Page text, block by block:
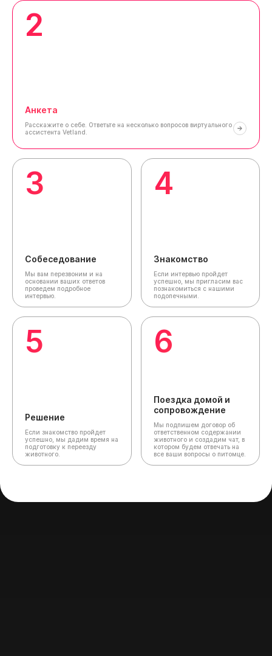
2
Анкета
Расскажите о себе. Ответьте на несколько вопросов виртуального
ассистента Vetland.
3
Собеседование
Мы вам перезвоним и на
основании ваших ответов
проведем подробное
интервью.
4
Знакомство
Если интервью пройдет
успешно, мы пригласим вас
познакомиться с нашими
подопечными.
5
Решение
Если знакомство пройдет
успешно, мы дадим время на
подготовку к переезду
животного.
6
Поездка домой и
сопровождение
Мы подпишем договор об
ответственном содержании
животного и создадим чат, в
котором будем отвечать на
все ваши вопросы о питомце.